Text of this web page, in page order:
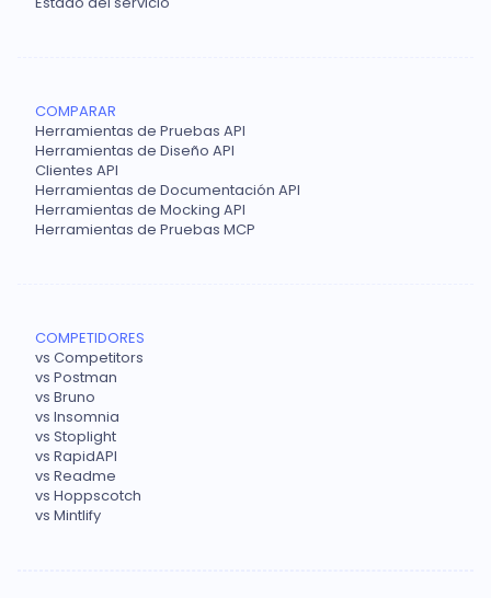
COMPARAR
Herramientas de Pruebas API
Herramientas de Diseño API
Clientes API
Herramientas de Documentación API
Herramientas de Mocking API
Herramientas de Pruebas MCP
COMPETIDORES
vs Competitors
vs Postman
vs Bruno
vs Insomnia
vs Stoplight
vs RapidAPI
vs Readme
vs Hoppscotch
vs Mintlify